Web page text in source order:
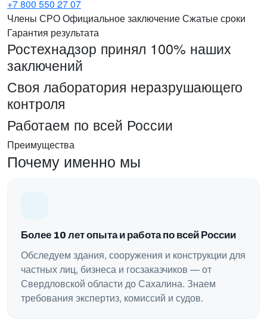
+7 800 550 27 07
Члены СРООфициальное заключениеСжатые сроки
Гарантия результата
Ростехнадзор принял 100% наших
заключений
Своя лаборатория неразрушающего
контроля
Работаем по всей России
Преимущества
Почему именно мы
Более 10 лет опыта и работа по всей России
Обследуем здания, сооружения и конструкции для
частных лиц, бизнеса и госзаказчиков — от
Свердловской области до Сахалина. Знаем
требования экспертиз, комиссий и судов.